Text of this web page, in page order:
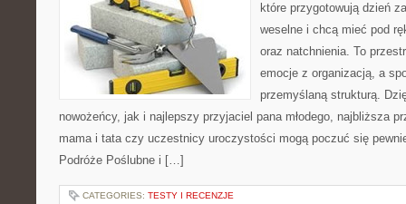
które przygotowują dzień
weselne i chcą mieć pod
oraz natchnienia. To
emocje z organizacją, a
przemyślaną strukturą.
nowożeńcy, jak i najlepszy przyjaciel pana młodego, najbliższa
mama i tata czy uczestnicy uroczystości mogą poczuć się
Podróże Poślubne i […]
CATEGORIES: TESTY I RECENZJE